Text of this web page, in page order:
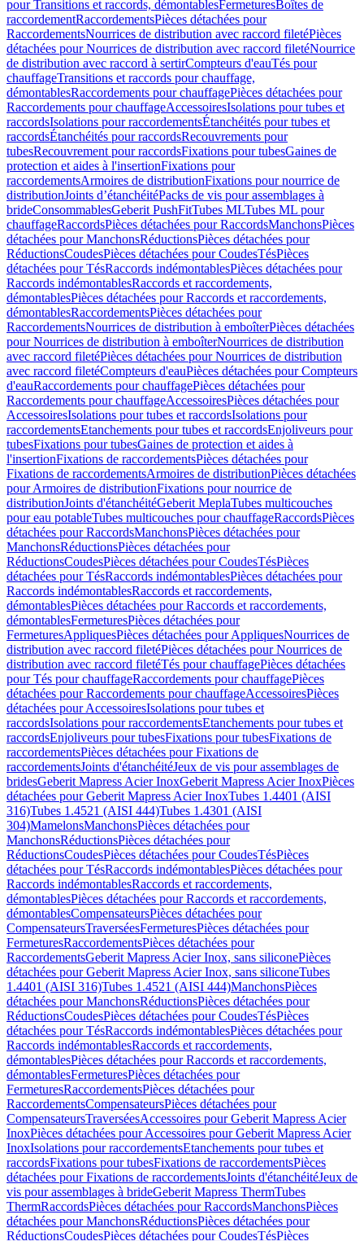
pour Transitions et raccords, démontablesFermeturesBoîtes de
raccordementRaccordementsPièces détachées pour
RaccordementsNourrices de distribution avec raccord filetéPièces
détachées pour Nourrices de distribution avec raccord filetéNourrice
de distribution avec raccord à sertirCompteurs d'eauTés pour
chauffageTransitions et raccords pour chauffage,
démontablesRaccordements pour chauffagePièces détachées pour
Raccordements pour chauffageAccessoiresIsolations pour tubes et
raccordsIsolations pour raccordementsÉtanchéités pour tubes et
raccordsÉtanchéités pour raccordsRecouvrements pour
tubesRecouvrement pour raccordsFixations pour tubesGaines de
protection et aides à l'insertionFixations pour
raccordementsArmoires de distributionFixations pour nourrice de
distributionJoints d’étanchéitéPacks de vis pour assemblages à
brideConsommablesGeberit PushFitTubes MLTubes ML pour
chauffageRaccordsPièces détachées pour RaccordsManchonsPièces
détachées pour ManchonsRéductionsPièces détachées pour
RéductionsCoudesPièces détachées pour CoudesTésPièces
détachées pour TésRaccords indémontablesPièces détachées pour
Raccords indémontablesRaccords et raccordements,
démontablesPièces détachées pour Raccords et raccordements,
démontablesRaccordementsPièces détachées pour
RaccordementsNourrices de distribution à emboîterPièces détachées
pour Nourrices de distribution à emboîterNourrices de distribution
avec raccord filetéPièces détachées pour Nourrices de distribution
avec raccord filetéCompteurs d'eauPièces détachées pour Compteurs
d'eauRaccordements pour chauffagePièces détachées pour
Raccordements pour chauffageAccessoiresPièces détachées pour
AccessoiresIsolations pour tubes et raccordsIsolations pour
raccordementsEtanchements pour tubes et raccordsEnjoliveurs pour
tubesFixations pour tubesGaines de protection et aides à
l'insertionFixations de raccordementsPièces détachées pour
Fixations de raccordementsArmoires de distributionPièces détachées
pour Armoires de distributionFixations pour nourrice de
distributionJoints d'étanchéitéGeberit MeplaTubes multicouches
pour eau potableTubes multicouches pour chauffageRaccordsPièces
détachées pour RaccordsManchonsPièces détachées pour
ManchonsRéductionsPièces détachées pour
RéductionsCoudesPièces détachées pour CoudesTésPièces
détachées pour TésRaccords indémontablesPièces détachées pour
Raccords indémontablesRaccords et raccordements,
démontablesPièces détachées pour Raccords et raccordements,
démontablesFermeturesPièces détachées pour
FermeturesAppliquesPièces détachées pour AppliquesNourrices de
distribution avec raccord filetéPièces détachées pour Nourrices de
distribution avec raccord filetéTés pour chauffagePièces détachées
pour Tés pour chauffageRaccordements pour chauffagePièces
détachées pour Raccordements pour chauffageAccessoiresPièces
détachées pour AccessoiresIsolations pour tubes et
raccordsIsolations pour raccordementsEtanchements pour tubes et
raccordsEnjoliveurs pour tubesFixations pour tubesFixations de
raccordementsPièces détachées pour Fixations de
raccordementsJoints d'étanchéitéJeux de vis pour assemblages de
bridesGeberit Mapress Acier InoxGeberit Mapress Acier InoxPièces
détachées pour Geberit Mapress Acier InoxTubes 1.4401 (AISI
316)Tubes 1.4521 (AISI 444)Tubes 1.4301 (AISI
304)MamelonsManchonsPièces détachées pour
ManchonsRéductionsPièces détachées pour
RéductionsCoudesPièces détachées pour CoudesTésPièces
détachées pour TésRaccords indémontablesPièces détachées pour
Raccords indémontablesRaccords et raccordements,
démontablesPièces détachées pour Raccords et raccordements,
démontablesCompensateursPièces détachées pour
CompensateursTraverséesFermeturesPièces détachées pour
FermeturesRaccordementsPièces détachées pour
RaccordementsGeberit Mapress Acier Inox, sans siliconePièces
détachées pour Geberit Mapress Acier Inox, sans siliconeTubes
1.4401 (AISI 316)Tubes 1.4521 (AISI 444)ManchonsPièces
détachées pour ManchonsRéductionsPièces détachées pour
RéductionsCoudesPièces détachées pour CoudesTésPièces
détachées pour TésRaccords indémontablesPièces détachées pour
Raccords indémontablesRaccords et raccordements,
démontablesPièces détachées pour Raccords et raccordements,
démontablesFermeturesPièces détachées pour
FermeturesRaccordementsPièces détachées pour
RaccordementsCompensateursPièces détachées pour
CompensateursTraverséesAccessoires pour Geberit Mapress Acier
InoxPièces détachées pour Accessoires pour Geberit Mapress Acier
InoxIsolations pour raccordementsEtanchements pour tubes et
raccordsFixations pour tubesFixations de raccordementsPièces
détachées pour Fixations de raccordementsJoints d'étanchéitéJeux de
vis pour assemblages à brideGeberit Mapress ThermTubes
ThermRaccordsPièces détachées pour RaccordsManchonsPièces
détachées pour ManchonsRéductionsPièces détachées pour
RéductionsCoudesPièces détachées pour CoudesTésPièces